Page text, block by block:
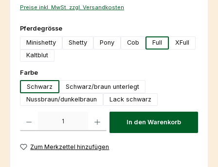
Preise inkl. MwSt. zzgl. Versandkosten
Pferdegrösseauswählen
Minishetty
Shetty Pony Cob Full
XFull
Kaltblut
Farbeauswählen
Schwarz
Schwarz/braun unterlegt
Nussbraun/dunkelbraun
Lack schwarz
In den Warenkorb
Zum Merkzettel hinzufügen